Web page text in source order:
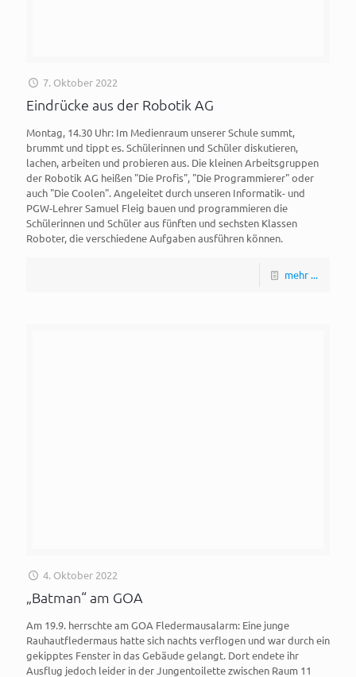
7. Oktober 2022
Eindrücke aus der Robotik AG
Montag, 14.30 Uhr: Im Medienraum unserer Schule summt,
brummt und tippt es. Schülerinnen und Schüler diskutieren,
lachen, arbeiten und probieren aus. Die kleinen Arbeitsgruppen
der Robotik AG heißen "Die Profis", "Die Programmierer" oder
auch "Die Coolen". Angeleitet durch unseren Informatik- und
PGW-Lehrer Samuel Fleig bauen und programmieren die
Schülerinnen und Schüler aus fünften und sechsten Klassen
Roboter, die verschiedene Aufgaben ausführen können.
mehr ...
4. Oktober 2022
„Batman“ am GOA
Am 19.9. herrschte am GOA Fledermausalarm: Eine junge
Rauhautfledermaus hatte sich nachts verflogen und war durch ein
gekipptes Fenster in das Gebäude gelangt. Dort endete ihr
Ausflug jedoch leider in der Jungentoilette zwischen Raum 11